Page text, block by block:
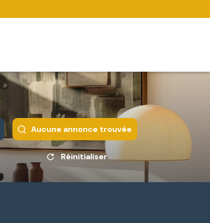
Aucune annonce trouvée
Réinitialiser